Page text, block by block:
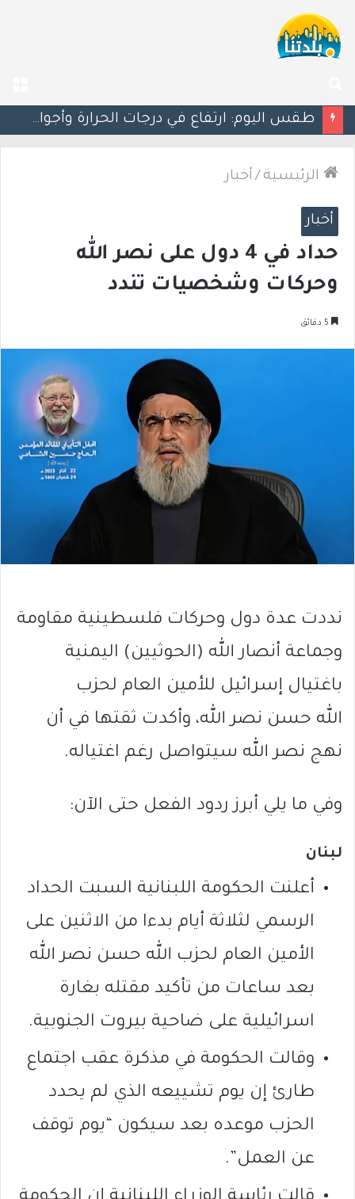
عن
طقس اليوم: ارتفاع في درجات الحرارة وأجواء حارة وجافة.. 42 درجة في إيلات
الرئيسية / أخبار
أخبار
حداد في 4 دول على نصر الله
وحركات وشخصيات تندد
نددت عدة دول وحركات فلسطينية مقاومة
وجماعة أنصار الله (الحوثيين) اليمنية
باغتيال إسرائيل للأمين العام لحزب
الله حسن نصر الله، وأكدت ثقتها في أن
نهج نصر الله سيتواصل رغم اغتياله.
وفي ما يلي أبرز ردود الفعل حتى الآن:
لبنان
أعلنت الحكومة اللبنانية السبت الحداد
الرسمي لثلاثة أيام بدءا من الاثنين على
الأمين العام لحزب الله حسن نصر الله
بعد ساعات من تأكيد مقتله بغارة
اسرائيلية على ضاحية بيروت الجنوبية.
وقالت الحكومة في مذكرة عقب اجتماع
طارئ إن يوم تشييعه الذي لم يحدد
الحزب موعده بعد سيكون “يوم توقف
عن العمل”.